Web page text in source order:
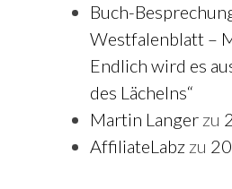
Buch-
Westfalenblatt –
Endlich wird es
des Lächelns“
Martin Langer zu
AffiliateLabz zu